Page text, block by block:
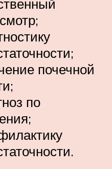
почечной
по